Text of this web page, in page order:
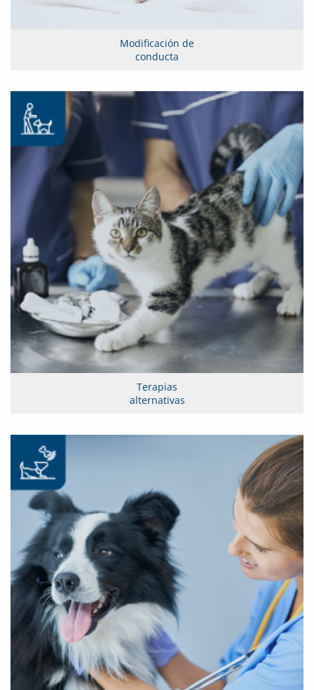
Modificación de
conducta
Terapias
alternativas